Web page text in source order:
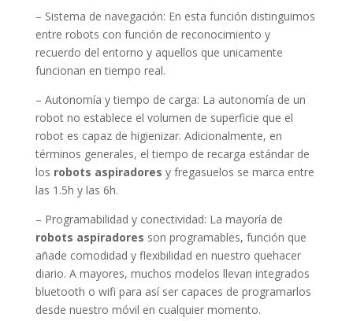
– Sistema de navegación: En esta función distinguimos
entre robots con función de reconocimiento y
recuerdo del entorno y aquellos que unicamente
funcionan en tiempo real.
– Autonomía y tiempo de carga: La autonomía de un
robot no establece el volumen de superficie que el
robot es capaz de higienizar. Adicionalmente, en
términos generales, el tiempo de recarga estándar de
los robots aspiradores y fregasuelos se marca entre
las 1.5h y las 6h.
– Programabilidad y conectividad: La mayoría de
robots aspiradores son programables, función que
añade comodidad y flexibilidad en nuestro quehacer
diario. A mayores, muchos modelos llevan integrados
bluetooth o wifi para así ser capaces de programarlos
desde nuestro móvil en cualquier momento.